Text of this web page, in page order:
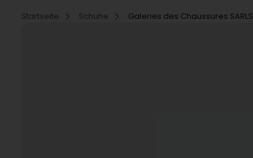
Startseite
Schuhe Galeries des Chaussures SARLS